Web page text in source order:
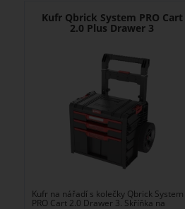
Kufr Qbrick System PRO Cart
2.0 Plus Drawer 3
Kufr na nářadí s kolečky Qbrick System
PRO Cart 2.0 Drawer 3. Skříňka na